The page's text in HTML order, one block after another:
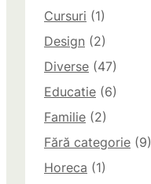
Cursuri (1)
Design (2)
Diverse (47)
Educatie (6)
Familie (2)
Fără categorie (9)
Horeca (1)